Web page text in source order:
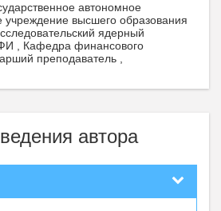
автономное
учреждение высшего образования
ядерный
, Кафедра финансового
преподаватель ,
автора